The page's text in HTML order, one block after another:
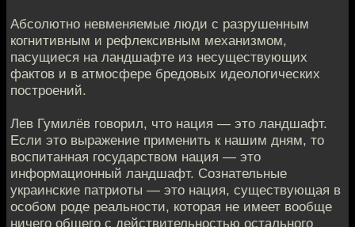
Абсолютно невменяемые люди с разрушенным
когнитивным и рефлексивным механизмом,
пасущиеся на ландшафте из несуществующих
фактов и в атмосфере бредовых идеологических
построений.
Лев Гумилёв говорил, что нация — это ландшафт.
Если это выражение применить к нашим дням, то
воспитанная государством нация — это
информационный ландшафт. Сознательные
украинские патриоты — это нация, существующая в
особом роде реальности, которая не имеет вообще
ничего общего с действительностью остального